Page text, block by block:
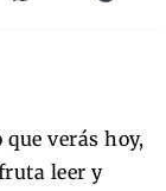
verás hoy,
leer y